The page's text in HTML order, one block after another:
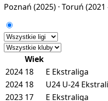
Poznań (2025) · Toruń (2021
Wiek
2024 18 E Ekstraliga
2024 18 U24 U-24
2023 17 E Ekstraliga